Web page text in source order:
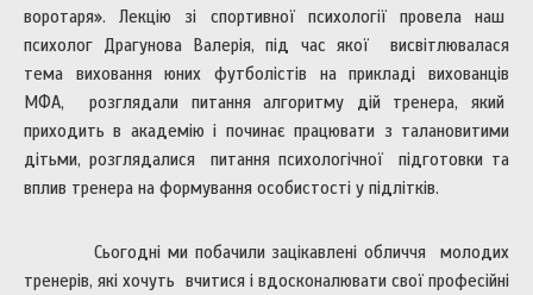
воротаря». Лекцію зі спортивної психології провела наш
психолог Драгунова Валерія, під час якої висвітлювалася
тема виховання юних футболістів на прикладі вихованців
МФА, розглядали питання алгоритму дій тренера, який
приходить в академію і починає працювати з талановитими
дітьми, розглядалися питання психологічної підготовки та
вплив тренера на формування особистості у підлітків.
Сьогодні ми побачили зацікавлені обличчя молодих
тренерів, які хочуть вчитися і вдосконалювати свої професійні